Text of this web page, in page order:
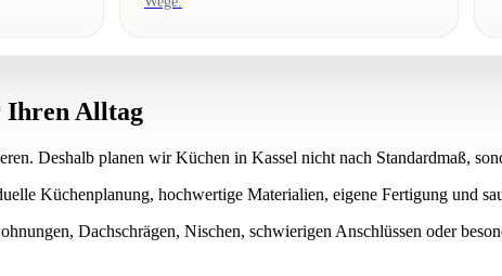
Ihren Alltag
Deshalb planen wir Küchen in Kassel nicht nach Standardmaß,
Küchenplanung, hochwertige Materialien, eigene Fertigung und
Dachschrägen, Nischen, schwierigen Anschlüssen oder